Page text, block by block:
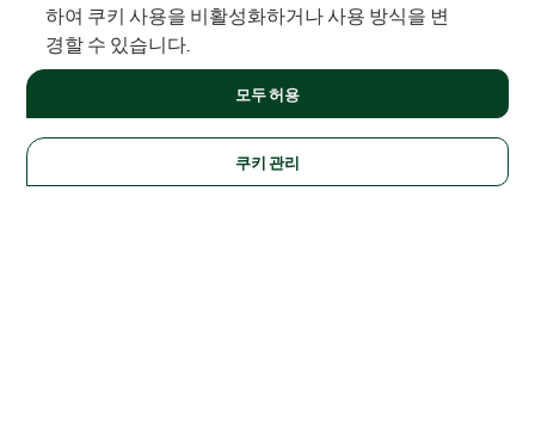
하여 쿠키 사용을 비활성화하거나 사용 방식을 변
경할 수 있습니다.
쿠키 관리
모두 허용